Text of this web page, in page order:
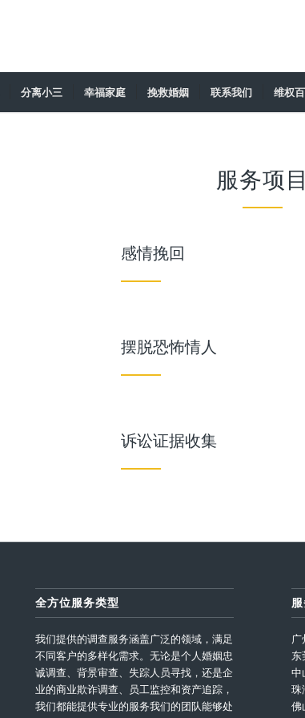
分离小三 幸福家庭 挽救婚姻 联系我们 维权
服务项目
感情挽回
摆脱恐怖情人
诉讼证据收集
全方位服务类型
我们提供的调查服务涵盖广泛的领域，满足
不同客户的多样化需求。无论是个人婚姻忠
诚调查、背景审查、失踪人员寻找，还是企
业的商业欺诈调查、员工监控和资产追踪，
我们都能提供专业的服务我们的团队能够处
广
东
中
珠
佛